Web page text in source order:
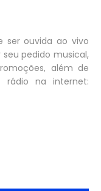
ser ouvida ao vivo
seu pedido musical,
além de
rádio na internet: